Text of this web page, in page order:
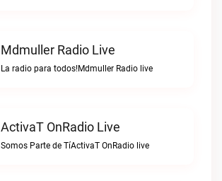
Mdmuller Radio Live
La radio para todos!Mdmuller Radio live
ActivaT OnRadio Live
Somos Parte de TíActivaT OnRadio live